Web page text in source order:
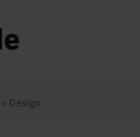
» Design